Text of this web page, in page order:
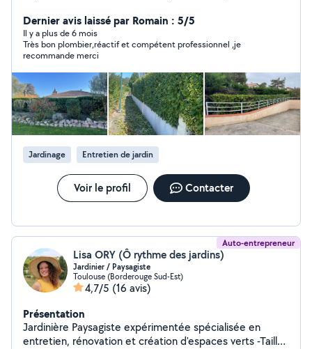
d'impôt, et ne payez que la moitié de la facture !
Dernier avis laissé par Romain : 5/5
Il y a plus de 6 mois
Très bon plombier,réactif et compétent professionnel ,je
recommande merci
Jardinage Entretien de jardin
Voir le profil Contacter
Auto-entrepreneur
Lisa ORY (Ô rythme des jardins)
Jardinier / Paysagiste
Toulouse (Borderouge Sud-Est)
4,7/5 (16 avis)
Présentation
Jardinière Paysagiste expérimentée spécialisée en
entretien, rénovation et création d'espaces verts -Taille